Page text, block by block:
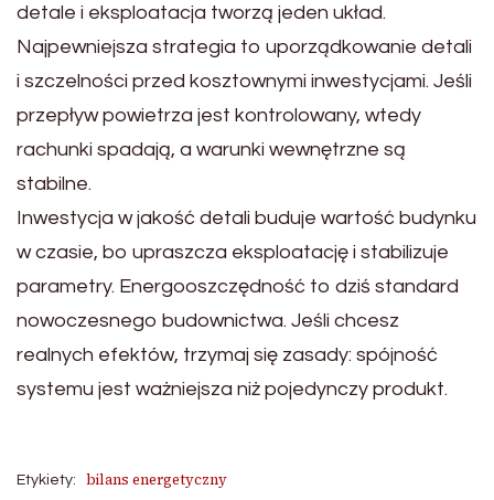
detale i eksploatacja tworzą jeden układ.
Najpewniejsza strategia to uporządkowanie detali
i szczelności przed kosztownymi inwestycjami. Jeśli
przepływ powietrza jest kontrolowany, wtedy
rachunki spadają, a warunki wewnętrzne są
stabilne.
Inwestycja w jakość detali buduje wartość budynku
w czasie, bo upraszcza eksploatację i stabilizuje
parametry. Energooszczędność to dziś standard
nowoczesnego budownictwa. Jeśli chcesz
realnych efektów, trzymaj się zasady: spójność
systemu jest ważniejsza niż pojedynczy produkt.
Etykiety:
bilans energetyczny